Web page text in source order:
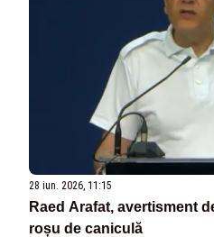
28 iun. 2026, 11:15
Raed Arafat, avertisment
roșu de caniculă